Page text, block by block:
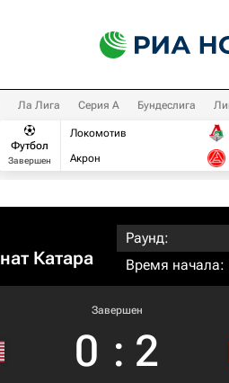
Ла Лига Серия А Бундеслига
Футбол
Завершен
Локомотив
Акрон
Катара
Раунд:
Время начала:
Завершен
0 : 2